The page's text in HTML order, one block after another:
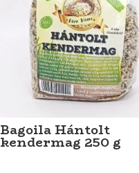
Bagoila Hántolt
kendermag 250 g